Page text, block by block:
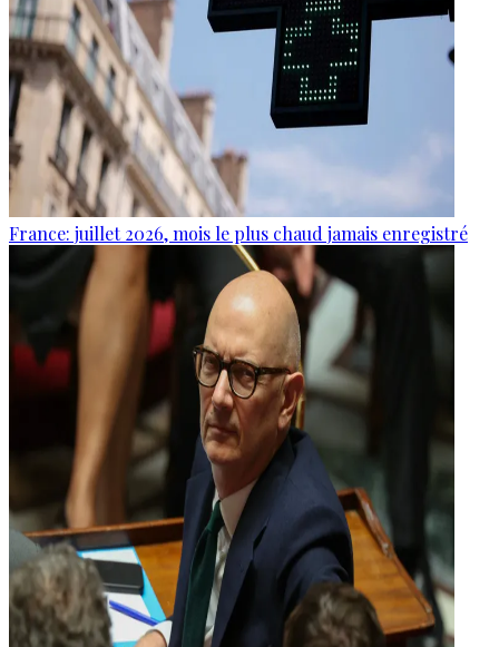
France: juillet 2026, mois le plus chaud jamais enregistré